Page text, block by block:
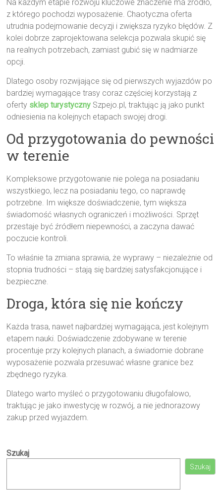
Na każdym etapie rozwoju kluczowe znaczenie ma źródło,
z którego pochodzi wyposażenie. Chaotyczna oferta
utrudnia podejmowanie decyzji i zwiększa ryzyko błędów. Z
kolei dobrze zaprojektowana selekcja pozwala skupić się
na realnych potrzebach, zamiast gubić się w nadmiarze
opcji.
Dlatego osoby rozwijające się od pierwszych wyjazdów po
bardziej wymagające trasy coraz częściej korzystają z
oferty sklep turystyczny Szpejo.pl, traktując ją jako punkt
odniesienia na kolejnych etapach swojej drogi.
Od przygotowania do pewności
w terenie
Kompleksowe przygotowanie nie polega na posiadaniu
wszystkiego, lecz na posiadaniu tego, co naprawdę
potrzebne. Im większe doświadczenie, tym większa
świadomość własnych ograniczeń i możliwości. Sprzęt
przestaje być źródłem niepewności, a zaczyna dawać
poczucie kontroli.
To właśnie ta zmiana sprawia, że wyprawy – niezależnie od
stopnia trudności – stają się bardziej satysfakcjonujące i
bezpieczne.
Droga, która się nie kończy
Każda trasa, nawet najbardziej wymagająca, jest kolejnym
etapem nauki. Doświadczenie zdobywane w terenie
procentuje przy kolejnych planach, a świadomie dobrane
wyposażenie pozwala przesuwać własne granice bez
zbędnego ryzyka.
Dlatego warto myśleć o przygotowaniu długofalowo,
traktując je jako inwestycję w rozwój, a nie jednorazowy
zakup przed wyjazdem.
Szukaj
Szukaj